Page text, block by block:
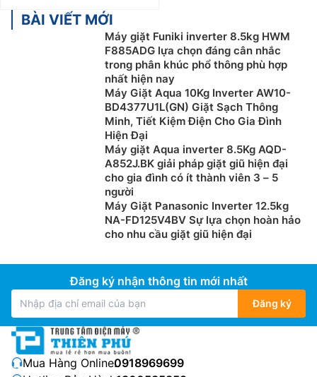
giặt như: giặt nước nóng, giặt hơi nước,… phù hợp với
nhiều loại quần áo khác nhau.
Do đặc trưng trong thiết kế (cửa đặt phía trước), nên
máy giặt cửa ngang cần được lắp đặt trong các không
gian rộng. Giá thành của các loại máy giặt cửa ngang
cũng cao hơn máy giặt lồng đứng với mức giá giao
động từ 4.000.000đ đến hơn 27.000.000đ. Ngoài ra,
dòng máy này còn tiêu thụ điện nhiều hơn, bảng điều
khiển phức tạp và khó sử dụng hơn.
Máy giặt kết hợp công nghệ sấy
Máy giặt kết hợp công nghệ sấy là thiết bị 2 trong 1,
BÀI VIẾT MỚI
Máy giặt Funiki inverter 8.5kg HWM
F885ADG lựa chọn đáng cân nhắc
trong phân khúc phổ thông phù hợp
nhất hiện nay
Máy Giặt Aqua 10Kg Inverter AW10-
BD4377U1L(GN) Giặt Sạch Thông
Minh, Tiết Kiệm Điện Cho Gia Đình
Hiện Đại
Máy giặt Aqua inverter 8.5Kg AQD-
A852J.BK giải pháp giặt giũ hiện đại
cho gia đình có ít thành viên 3 – 5
người
Máy Giặt Panasonic Inverter 12.5kg
NA-FD125V4BV Sự lựa chọn hoàn hảo
cho nhu cầu giặt giũ hiện đại
Đăng ký nhận thông tin mới nhất
Đăng ký
Mua Hàng Online:0918969699